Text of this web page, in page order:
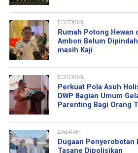
EDITORIAL
Rumah Potong Hewan
Ambon Belum
masih Kaji
EDITORIAL
Perkuat Pola Asuh
DWP Bagian Umum
Parenting Bagi Orang
DAERAH
Dugaan Penyerobotan
Tasane Dipolisikan